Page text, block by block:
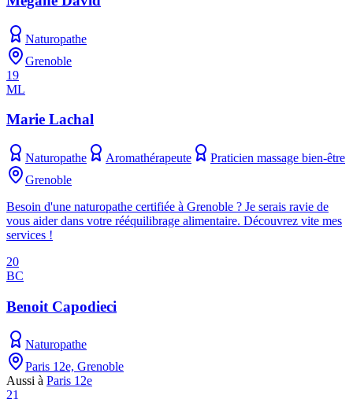
Naturopathe
Grenoble
19
ML
Marie Lachal
Naturopathe Aromathérapeute
Praticien massage bien-être
Grenoble
Besoin d'une naturopathe certifiée à Grenoble ? Je serais ravie de
vous aider dans votre rééquilibrage alimentaire. Découvrez vite mes
services !
20
BC
Benoit Capodieci
Naturopathe
Paris 12e, Grenoble
Aussi à Paris 12e
21